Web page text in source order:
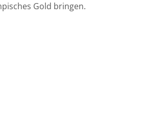
Gold bringen.